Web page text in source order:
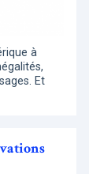
à
Et